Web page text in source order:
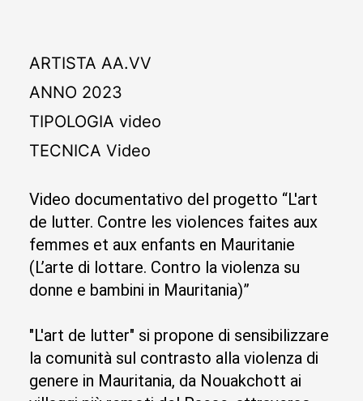
ARTISTA AA.VV
ANNO 2023
TIPOLOGIA video
TECNICA Video
Video documentativo del progetto “L'art
de lutter. Contre les violences faites aux
femmes et aux enfants en Mauritanie
(L’arte di lottare. Contro la violenza su
donne e bambini in Mauritania)”
"L'art de lutter" si propone di sensibilizzare
la comunità sul contrasto alla violenza di
genere in Mauritania, da Nouakchott ai